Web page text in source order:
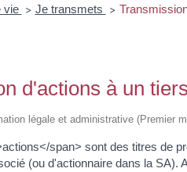
vie > Je transmets >
d'actions à un tiers
légale et administrative (Premier
span> sont des titres de
(ou d'actionnaire dans la